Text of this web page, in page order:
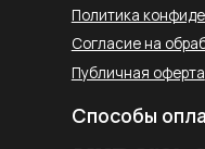
Республика Башкортостан,
улица, 2к2
для связи в WhatsApp